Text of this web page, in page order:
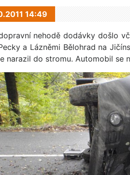
14:49
nehodě dodávky došlo
a Lázněmi Bělohrad na
narazil do stromu. Automobil se